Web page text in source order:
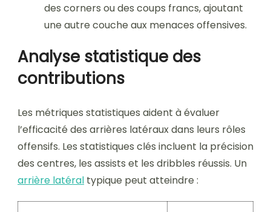
des corners ou des coups francs, ajoutant
une autre couche aux menaces offensives.
Analyse statistique des
contributions
Les métriques statistiques aident à évaluer
l’efficacité des arrières latéraux dans leurs rôles
offensifs. Les statistiques clés incluent la précision
des centres, les assists et les dribbles réussis. Un
arrière latéral typique peut atteindre :